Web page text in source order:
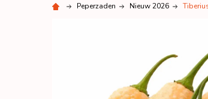
Peperzaden Nieuw 2026